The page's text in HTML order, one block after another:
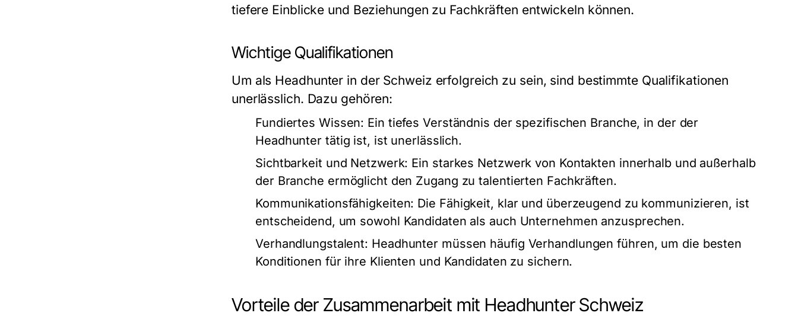
tiefere Einblicke und Beziehungen zu Fachkräften entwickeln können.
Wichtige Qualifikationen
Um als Headhunter in der Schweiz erfolgreich zu sein, sind bestimmte Qualifikationen
unerlässlich. Dazu gehören:
Fundiertes Wissen: Ein tiefes Verständnis der spezifischen Branche, in der der
Headhunter tätig ist, ist unerlässlich.
Sichtbarkeit und Netzwerk: Ein starkes Netzwerk von Kontakten innerhalb und außerhalb
der Branche ermöglicht den Zugang zu talentierten Fachkräften.
Kommunikationsfähigkeiten: Die Fähigkeit, klar und überzeugend zu kommunizieren, ist
entscheidend, um sowohl Kandidaten als auch Unternehmen anzusprechen.
Verhandlungstalent: Headhunter müssen häufig Verhandlungen führen, um die besten
Konditionen für ihre Klienten und Kandidaten zu sichern.
Vorteile der Zusammenarbeit mit Headhunter Schweiz